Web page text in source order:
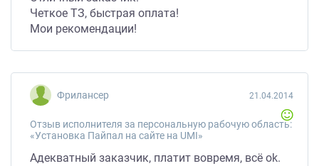
Четкое ТЗ, быстрая оплата!
Мои рекомендации!
Фрилансер
Отзыв исполнителя за персональную рабочую область:
«Установка Пайпал на сайте на UMI»
21.04.2014
Адекватный заказчик, платит вовремя, всё ok.